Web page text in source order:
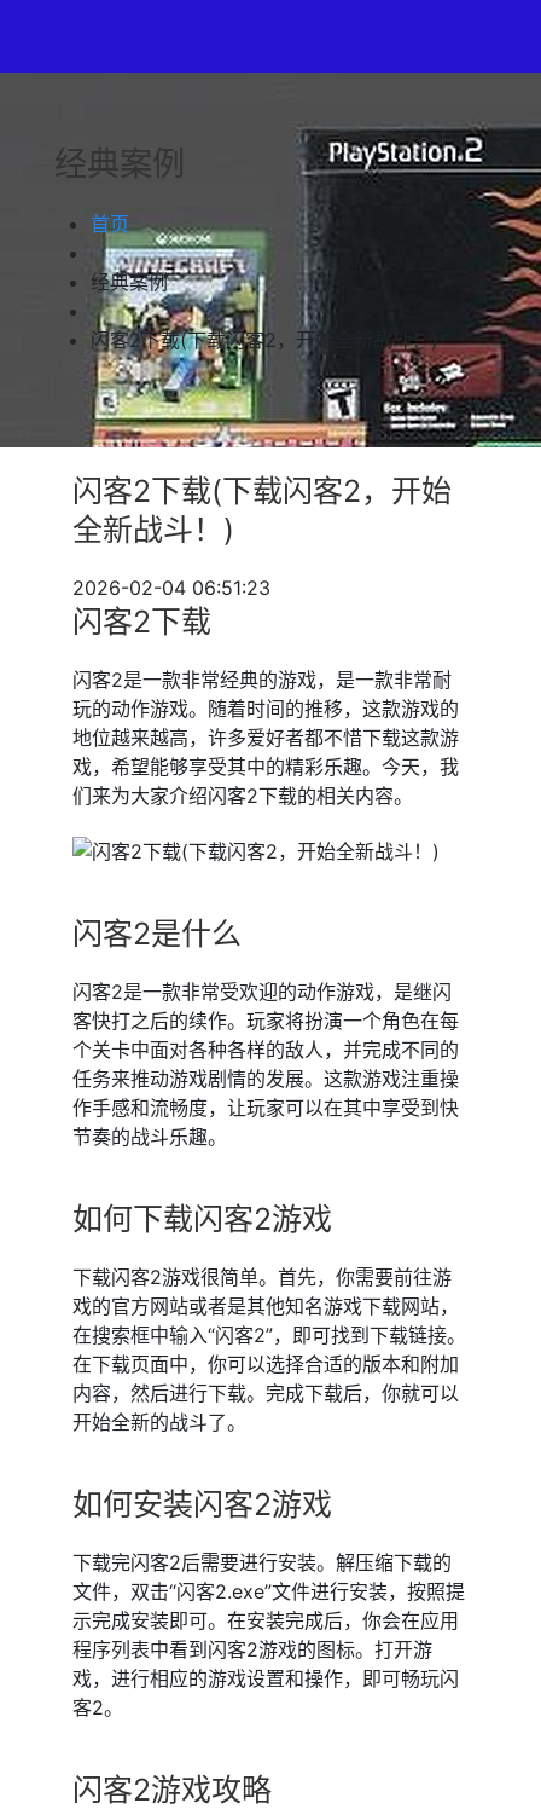
经典案例
首页
经典案例
闪客2下载(下载闪客2，开始全新战斗！)
闪客2下载(下载闪客2，开始
全新战斗！)
2026-02-04 06:51:23
闪客2下载
闪客2是一款非常经典的游戏，是一款非常耐
玩的动作游戏。随着时间的推移，这款游戏的
地位越来越高，许多爱好者都不惜下载这款游
戏，希望能够享受其中的精彩乐趣。今天，我
们来为大家介绍闪客2下载的相关内容。
闪客2是什么
闪客2是一款非常受欢迎的动作游戏，是继闪
客快打之后的续作。玩家将扮演一个角色在每
个关卡中面对各种各样的敌人，并完成不同的
任务来推动游戏剧情的发展。这款游戏注重操
作手感和流畅度，让玩家可以在其中享受到快
节奏的战斗乐趣。
如何下载闪客2游戏
下载闪客2游戏很简单。首先，你需要前往游
戏的官方网站或者是其他知名游戏下载网站，
在搜索框中输入“闪客2”，即可找到下载链接。
在下载页面中，你可以选择合适的版本和附加
内容，然后进行下载。完成下载后，你就可以
开始全新的战斗了。
如何安装闪客2游戏
下载完闪客2后需要进行安装。解压缩下载的
文件，双击“闪客2.exe”文件进行安装，按照提
示完成安装即可。在安装完成后，你会在应用
程序列表中看到闪客2游戏的图标。打开游
戏，进行相应的游戏设置和操作，即可畅玩闪
客2。
闪客2游戏攻略